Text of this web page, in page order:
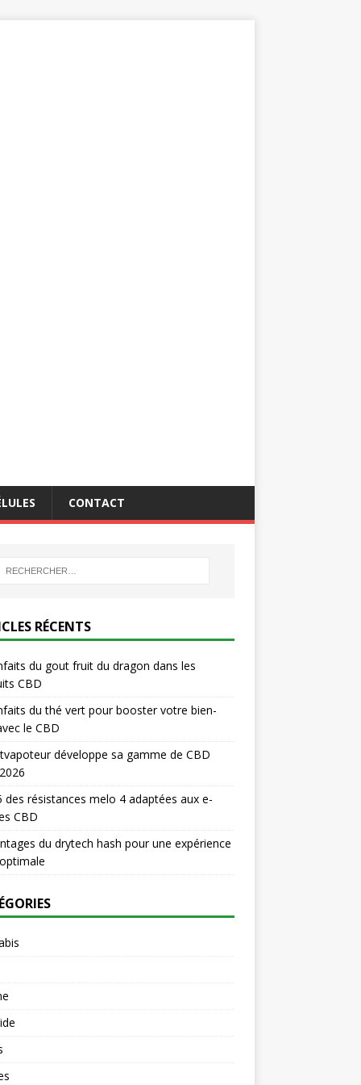
CONTACT
RÉCENTS
du gout fruit du dragon dans les
CBD
du thé vert pour booster votre bien-
le CBD
développe sa gamme de CBD
des résistances melo 4 adaptées aux e-
CBD
du drytech hash pour une expérience